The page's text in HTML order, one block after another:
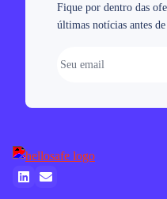
Fique por dentro das
últimas notícias antes